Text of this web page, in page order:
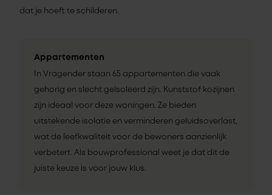
dat je hoeft te schilderen.
Appartementen
In Vragender staan 65 appartementen die vaak
gehorig en slecht geïsoleerd zijn. Kunststof kozijnen
zijn ideaal voor deze woningen. Ze bieden
uitstekende isolatie en verminderen geluidsoverlast,
wat de leefkwaliteit voor de bewoners aanzienlijk
verbetert. Als bouwprofessional weet je dat dit de
juiste keuze is voor jouw klus.